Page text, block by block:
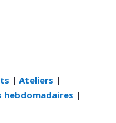
| Ateliers |
hebdomadaires |